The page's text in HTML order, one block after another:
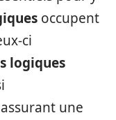
occupent
ci
logiques
une